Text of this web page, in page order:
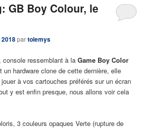
GB Boy Colour, le
partolemys
console ressemblant à laGame Boy Color
un hardware clone de cette dernière, elle
à vos cartouches préférés sur un écran
y est enfin presque, nous allons voir cela
3 couleurs opaques Verte (rupture de